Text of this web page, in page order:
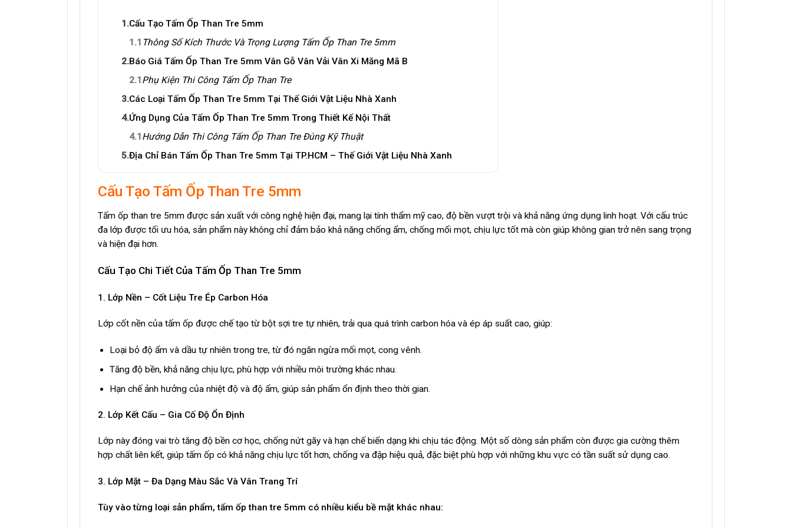
1.Cấu Tạo Tấm Ốp Than Tre 5mm
1.1 Thông Số Kích Thước Và Trọng Lượng Tấm Ốp Than Tre 5mm
2.Báo Giá Tấm Ốp Than Tre 5mm Vân Gỗ Vân Vải Vân Xi Măng Mã B
2.1 Phụ Kiện Thi Công Tấm Ốp Than Tre
3.Các Loại Tấm Ốp Than Tre 5mm Tại Thế Giới Vật Liệu Nhà Xanh
4.Ứng Dụng Của Tấm Ốp Than Tre 5mm Trong Thiết Kế Nội Thất
4.1 Hướng Dẫn Thi Công Tấm Ốp Than Tre Đúng Kỹ Thuật
5.Địa Chỉ Bán Tấm Ốp Than Tre 5mm Tại TP.HCM – Thế Giới Vật Liệu Nhà Xanh
Cấu Tạo Tấm Ốp Than Tre 5mm
Tấm ốp than tre 5mm được sản xuất với công nghệ hiện đại, mang lại tính thẩm mỹ cao, độ bền vượt trội và khả năng ứng dụng linh hoạt. Với cấu trúc
đa lớp được tối ưu hóa, sản phẩm này không chỉ đảm bảo khả năng chống ẩm, chống mối mọt, chịu lực tốt mà còn giúp không gian trở nên sang trọng
và hiện đại hơn.
Cấu Tạo Chi Tiết Của Tấm Ốp Than Tre 5mm
1. Lớp Nền – Cốt Liệu Tre Ép Carbon Hóa
Lớp cốt nền của tấm ốp được chế tạo từ bột sợi tre tự nhiên, trải qua quá trình carbon hóa và ép áp suất cao, giúp:
Loại bỏ độ ẩm và dầu tự nhiên trong tre, từ đó ngăn ngừa mối mọt, cong vênh.
Tăng độ bền, khả năng chịu lực, phù hợp với nhiều môi trường khác nhau.
Hạn chế ảnh hưởng của nhiệt độ và độ ẩm, giúp sản phẩm ổn định theo thời gian.
2. Lớp Kết Cấu – Gia Cố Độ Ổn Định
Lớp này đóng vai trò tăng độ bền cơ học, chống nứt gãy và hạn chế biến dạng khi chịu tác động. Một số dòng sản phẩm còn được gia cường thêm
hợp chất liên kết, giúp tấm ốp có khả năng chịu lực tốt hơn, chống va đập hiệu quả, đặc biệt phù hợp với những khu vực có tần suất sử dụng cao.
3. Lớp Mặt – Đa Dạng Màu Sắc Và Vân Trang Trí
Tùy vào từng loại sản phẩm, tấm ốp than tre 5mm có nhiều kiểu bề mặt khác nhau: